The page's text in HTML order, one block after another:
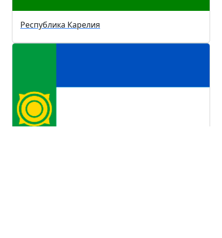
Республика Карелия